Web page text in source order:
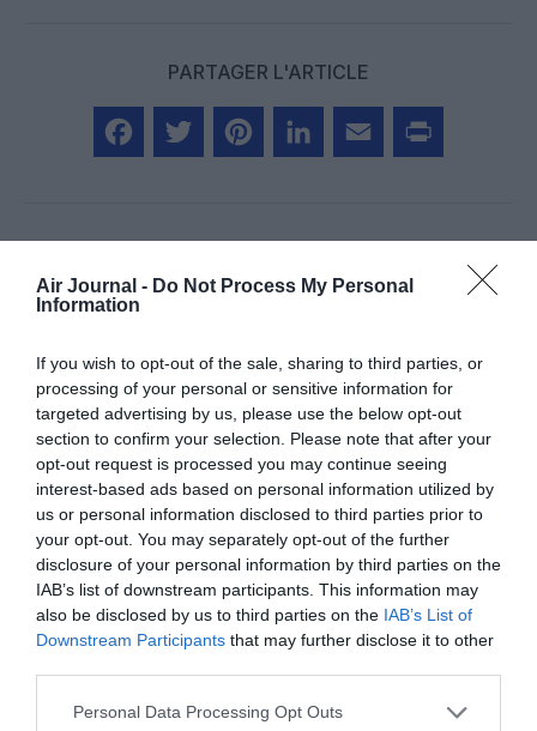
Air Journal - Do Not Process My Personal
Information
If you wish to opt-out of the sale, sharing to third parties, or
processing of your personal or sensitive information for
targeted advertising by us, please use the below opt-out
section to confirm your selection. Please note that after your
opt-out request is processed you may continue seeing
interest-based ads based on personal information utilized by
us or personal information disclosed to third parties prior to
your opt-out. You may separately opt-out of the further
disclosure of your personal information by third parties on the
IAB’s list of downstream participants. This information may
also be disclosed by us to third parties on the IAB’s List of
Downstream Participants that may further disclose it to other
Personal Data Processing Opt Outs
PARTAGER L'ARTICLE
COMMENTAIRE(S)
EX IT13 a commenté :
27 septembre 2025 - 19 h
La seule solution c est de les détruire des leur localisation ,
inutile de tourner et virer , pas de faiblesse , tu n est pas chez
toi tu saute ,ça en refroidirait pas mal , un peu de coui…s que
diable , un pays n a pas hésité a dégommer un avion Russe ,
depuis pas de nouvelle incursion , !!!!
LAISSER UN COMMENTAIRE